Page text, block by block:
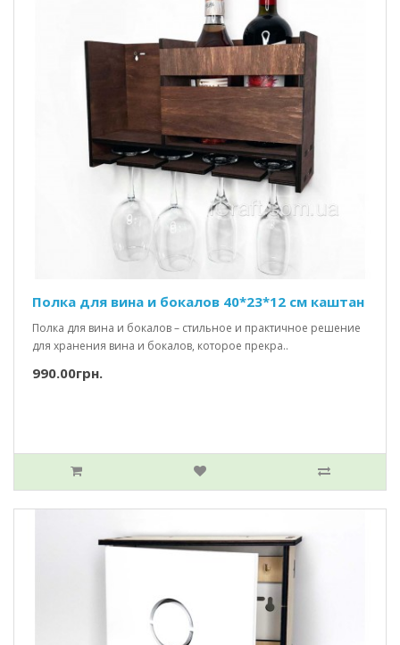
Полка для вина и бокалов 40*23*12 см каштан
Полка для вина и бокалов – стильное и практичное решение
для хранения вина и бокалов, которое прекра..
990.00грн.